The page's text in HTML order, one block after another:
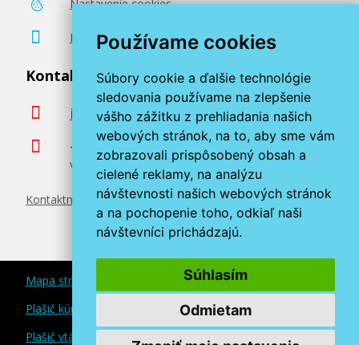
Používame cookies
Súbory cookie a ďalšie technológie
sledovania používame na zlepšenie
vášho zážitku z prehliadania našich
webových stránok, na to, aby sme vám
zobrazovali prispôsobený obsah a
cielené reklamy, na analýzu
návštevnosti našich webových stránok
a na pochopenie toho, odkiaľ naši
návštevníci prichádzajú.
Súhlasím
Odmietam
Nastavenie cookies
Poradenstvo zadarmo
Kontaktujte nás
info@miroluk.sk
+420 377 222 313
Volajte v pracovné dni od 8. do 17. hod.
Kontaktné údaje
Mapa stránok
Plašič kún a myší
Plašič vtákov